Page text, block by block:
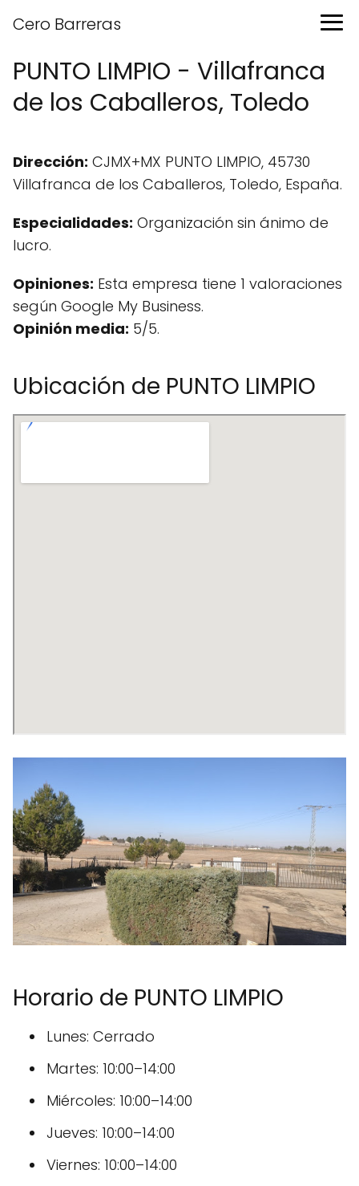
Cero Barreras
PUNTO LIMPIO - Villafranca
de los Caballeros, Toledo
Dirección: CJMX+MX PUNTO LIMPIO, 45730
Villafranca de los Caballeros, Toledo, España.
Especialidades: Organización sin ánimo de
lucro.
Opiniones: Esta empresa tiene 1 valoraciones
según Google My Business.
Opinión media: 5/5.
Ubicación de PUNTO LIMPIO
Horario de PUNTO LIMPIO
Lunes: Cerrado
Martes: 10:00–14:00
Miércoles: 10:00–14:00
Jueves: 10:00–14:00
Viernes: 10:00–14:00